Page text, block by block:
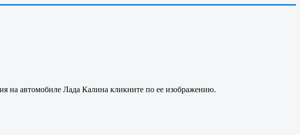
на автомобиле Лада Калина кликните по ее изображению.